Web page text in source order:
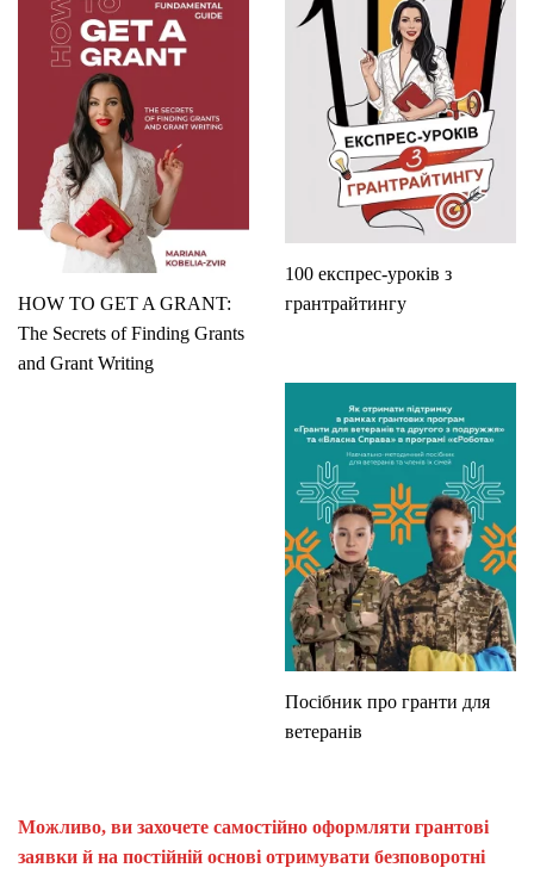
100 експрес-уроків з
грантрайтингу
HOW TO GET A GRANT:
The Secrets of Finding Grants
and Grant Writing
Посібник про гранти для
ветеранів
Можливо, ви захочете самостійно оформляти грантові
заявки й на постійній основі отримувати безповоротні